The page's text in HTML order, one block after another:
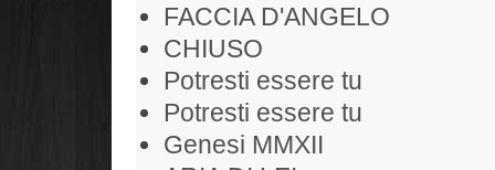
FACCIA D'ANGELO
CHIUSO
Potresti essere tu
Potresti essere tu
Genesi MMXII